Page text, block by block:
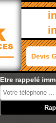
Devis
Etre rappelé